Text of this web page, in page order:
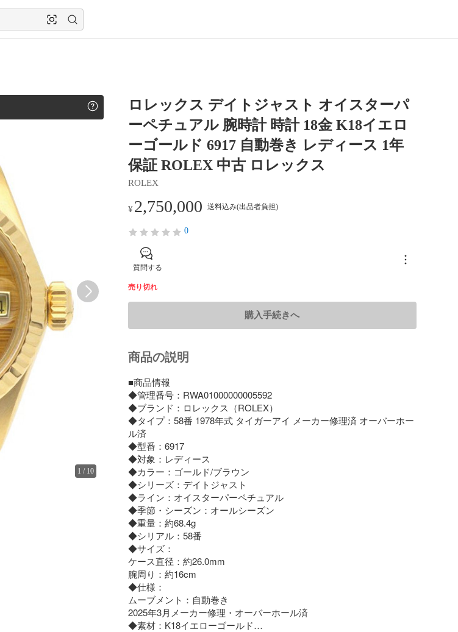
1 / 10
ロレックス デイトジャスト オイスターパ
ーペチュアル 腕時計 時計 18金 K18イエロ
ーゴールド 6917 自動巻き レディース 1年
保証 ROLEX 中古 ロレックス
ROLEX
¥ 2,750,000 送料込み(出品者負担)
0
質問する
売り切れ
購入手続きへ
商品の説明
■商品情報
◆管理番号：RWA01000000005592
◆ブランド：ロレックス（ROLEX）
◆タイプ：58番 1978年式 タイガーアイ メーカー修理済 オーバーホー
ル済
◆型番：6917
◆対象：レディース
◆カラー：ゴールド/ブラウン
◆シリーズ：デイトジャスト
◆ライン：オイスターパーペチュアル
◆季節・シーズン：オールシーズン
◆重量：約68.4g
◆シリアル：58番
◆サイズ：
ケース直径：約26.0mm
腕周り：約16cm
◆仕様：
ムーブメント：自動巻き
2025年3月メーカー修理・オーバーホール済
◆素材：K18イエローゴールド